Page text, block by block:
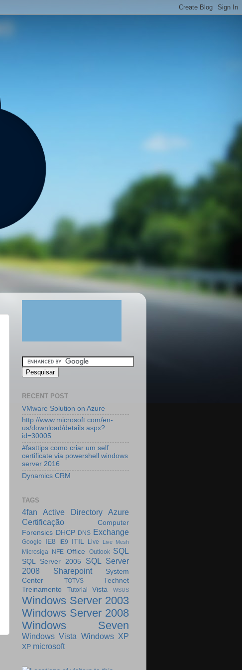
RECENT POST
VMware Solution on Azure
http://www.microsoft.com/en-
us/download/details.aspx?
id=30005
#fasttips como criar um self
certificate via powershell windows
server 2016
Dynamics CRM
TAGS
4fan Active Directory
Azure
Certificação
Computer
Forensics DHCP DNS Exchange
Google IE8 IE9 ITIL Live Live Mesh
Microsiga NFE Office Outlook SQL
SQL Server 2005
SQL Server
2008
Sharepoint
System
Center
TOTVS
Technet
Treinamento
Tutorial Vista WSUS
Windows Server 2003
Windows Server 2008
Windows Seven
Windows Vista Windows XP
XP microsoft